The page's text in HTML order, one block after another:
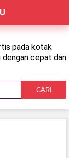
pada kotak
cepat dan
CARI